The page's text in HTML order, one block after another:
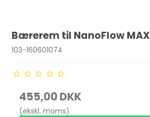
Bærerem til NanoFlow MAX
103-160601074
455,00 DKK
(ekskl. moms)